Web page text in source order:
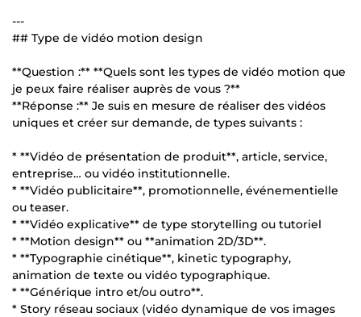
---
## Type de vidéo motion design
**Question :** **Quels sont les types de vidéo motion que
je peux faire réaliser auprès de vous ?**
**Réponse :** Je suis en mesure de réaliser des vidéos
uniques et créer sur demande, de types suivants :
* **Vidéo de présentation de produit**, article, service,
entreprise… ou vidéo institutionnelle.
* **Vidéo publicitaire**, promotionnelle, événementielle
ou teaser.
* **Vidéo explicative** de type storytelling ou tutoriel
* **Motion design** ou **animation 2D/3D**.
* **Typographie cinétique**, kinetic typography,
animation de texte ou vidéo typographique.
* **Générique intro et/ou outro**.
* Story réseau sociaux (vidéo dynamique de vos images